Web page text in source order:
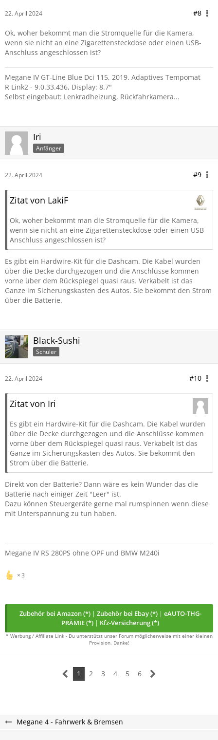
22. April 2024 #8
Ok, woher bekommt man die Stromquelle für die Kamera,
wenn sie nicht an eine Zigarettensteckdose oder einen USB-
Anschluss angeschlossen ist?
Megane IV GT-Line Blue Dci 115, 2019. Adaptives Tempomat
R Link2 - 9.0.33.436, Display: 8.7"
Selbst eingebaut: Lenkradheizung, Rückfahrkamera...
Iri
Anfänger
22. April 2024 #9
Zitat von LakiF
Ok, woher bekommt man die Stromquelle für die Kamera,
wenn sie nicht an eine Zigarettensteckdose oder einen USB-
Anschluss angeschlossen ist?
Es gibt ein Hardwire-Kit für die Dashcam. Die Kabel wurden
über die Decke durchgezogen und die Anschlüsse kommen
vorne über dem Rückspiegel quasi raus. Verkabelt ist das
Ganze im Sicherungskasten des Autos. Sie bekommt den Strom
über die Batterie.
Black-Sushi
Schüler
22. April 2024 #10
Zitat von Iri
Es gibt ein Hardwire-Kit für die Dashcam. Die Kabel wurden
über die Decke durchgezogen und die Anschlüsse kommen
vorne über dem Rückspiegel quasi raus. Verkabelt ist das
Ganze im Sicherungskasten des Autos. Sie bekommt den
Strom über die Batterie.
Direkt von der Batterie? Dann wäre es kein Wunder das die
Batterie nach einiger Zeit "Leer" ist.
Dazu können Steuergeräte gerne mal rumspinnen wenn diese
mit Unterspannung zu tun haben.
Megane IV RS 280PS ohne OPF und BMW M240i
3
Zubehör bei Amazon (*)| Zubehör bei Ebay (*)| eAUTO-THG-
PRÄMIE (*) | Kfz-Versicherung (*)
* Werbung / Affiliate Link - Du unterstützt unser Forum möglicherweise mit einer kleinen
Provision. Danke!
1 2 3 4 5 6
Megane 4 - Fahrwerk & Bremsen